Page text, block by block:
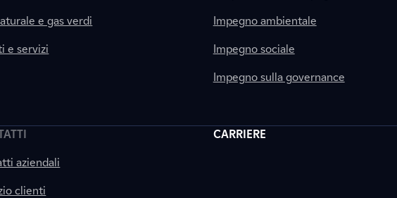
e gas verdi
e servizi
Impegno ambientale
Impegno sociale
Impegno sulla governance
aziendali
clienti
CARRIERE